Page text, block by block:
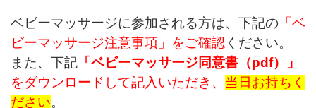
ベビーマッサージに参加される方は、下記の 「ベ
ビーマッサージ注意事項」をご確認 ください。
また、下記 「ベビーマッサージ同意書（pdf）」
をダウンロードして記入いただき、 当日お持ちく
ださい。